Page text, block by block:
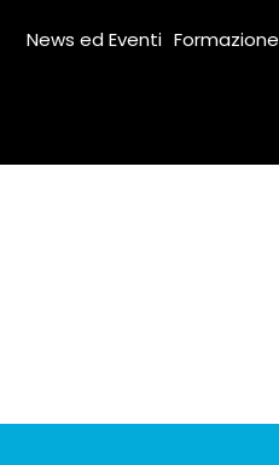
News ed Eventi Formazione